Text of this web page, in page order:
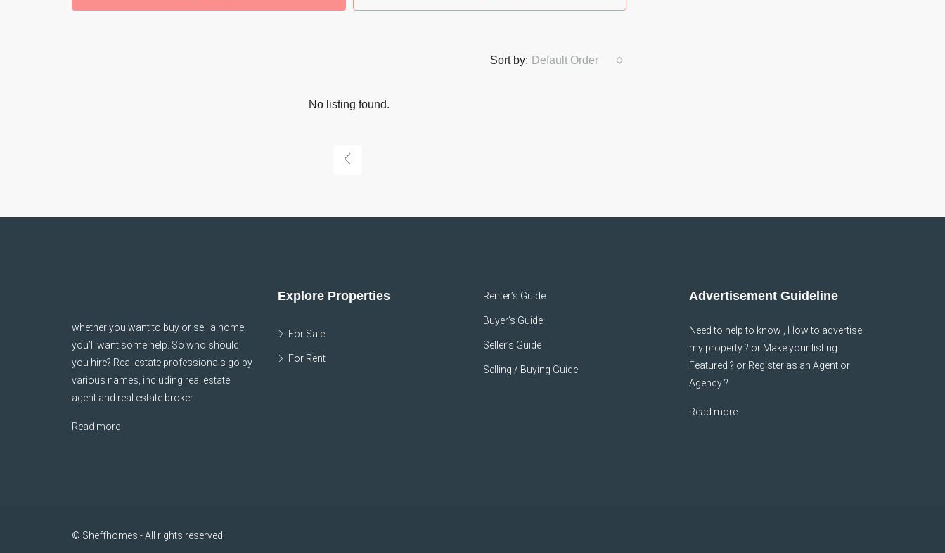
Sort by: Default Order
No listing found.
whether you want to buy or sell a home,
you’ll want some help. So who should
you hire? Real estate professionals go by
various names, including real estate
agent and real estate broker
Read more
Explore Properties
For Sale
For Rent
Renter’s Guide
Buyer’s Guide
Seller’s Guide
Selling / Buying Guide
Advertisement Guideline
Need to help to know , How to advertise
my property ? or Make your listing
Featured ? or Register as an Agent or
Agency ?
Read more
© Sheffhomes - All rights reserved